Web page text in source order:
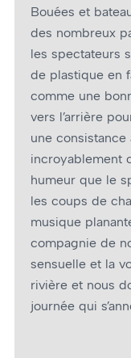
Bouées et
des nombreux
les spectateurs
de plastique en
comme une
vers l’arrière
une
incroyablement
humeur que le
les coups de
musique
compagnie de
sensuelle et la
rivière et nous
journée qui